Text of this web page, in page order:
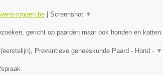
roggen.be| Screenshot ▼
gericht op paarden maar ook honden en katten.
Preventieve geneeskunde Paard - Hond - ▼